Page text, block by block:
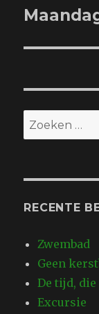
Volgend
Zoeken
naar:
RECENTE
Zwembad
Geen
De tijd,
Excursie